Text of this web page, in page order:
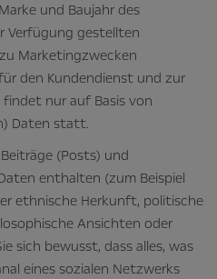
und Baujahr des
Verfügung gestellten
Marketingzwecken
den Kundendienst und zur
nur auf Basis von
Daten statt.
(Posts) und
enthalten (zum Beispiel
ethnische Herkunft, politische
Ansichten oder
sich bewusst, dass alles, was
eines sozialen Netzwerks